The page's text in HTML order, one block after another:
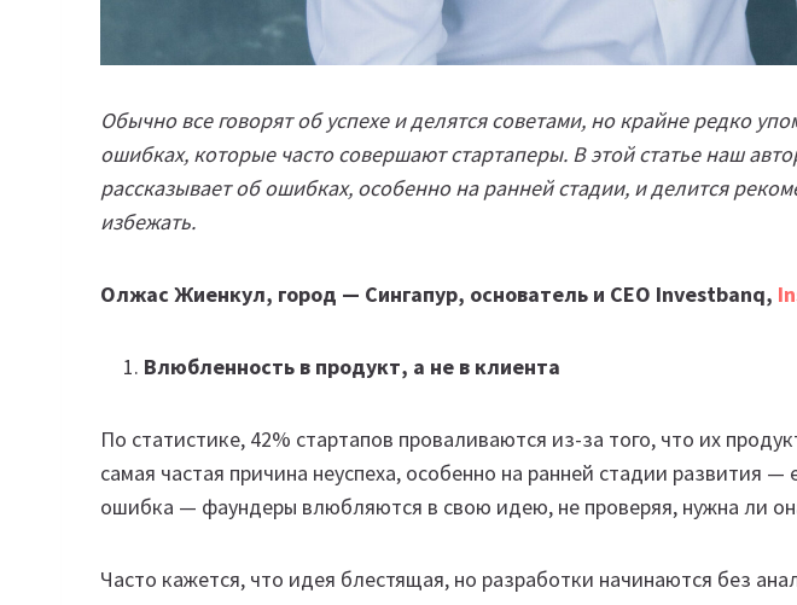
Обычно все говорят об успехе и делятся советами, но крайне редко
ошибках, которые часто совершают стартаперы. В этой статье наш
рассказывает об ошибках, особенно на ранней стадии, и делится
избежать.
Олжас Жиенкул, город — Сингапур, основатель и CEO Investbanq,
Влюбленность в продукт, а не в клиента
По статистике, 42% стартапов проваливаются из-за того, что их
самая частая причина неуспеха, особенно на ранней стадии развития —
ошибка — фаундеры влюбляются в свою идею, не проверяя, нужна ли
Часто кажется, что идея блестящая, но разработки начинаются без